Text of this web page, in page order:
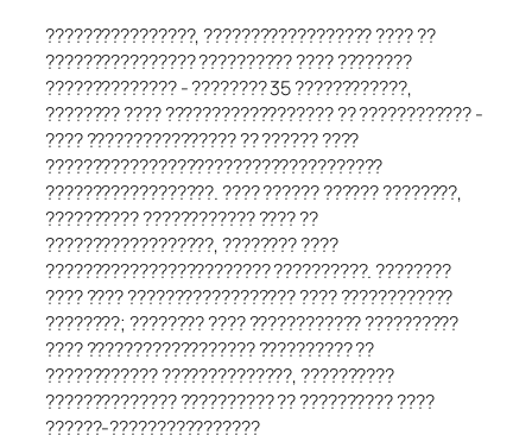
????????????????, ?????????????????? ???? ??
???????????????? ?????????? ???? ????????
?????????????? - ???????? 35 ????????????,
???????? ???? ?????????????????? ?? ???????????? -
???? ???????????????? ?? ?????? ????
????????????????????????????????????
??????????????????. ???? ?????? ?????? ????????,
?????????? ???????????? ???? ??
??????????????????, ???????? ????
???????????????????????? ??????????. ????????
???? ???? ?????????????????? ???? ????????????
????????; ???????? ???? ???????????? ??????????
???? ?????????????????? ?????????? ??
???????????? ??????????????, ??????????
?????????????? ?????????? ?? ?????????? ????
??????-????????????????